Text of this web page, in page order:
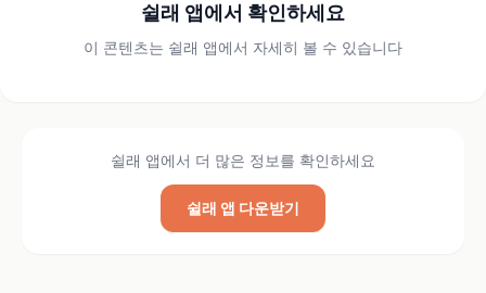
쉴래 앱에서 확인하세요
이 콘텐츠는 쉴래 앱에서 자세히 볼 수 있습니다
쉴래 앱에서 더 많은 정보를 확인하세요
쉴래 앱 다운받기